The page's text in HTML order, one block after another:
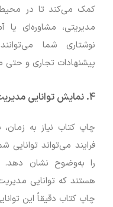
کمک می‌کند تا در
مدیریتی، مشاوره‌ای
نوشتاری شما
پیشنهادات تجاری و حتی
4. نمایش توانایی
چاپ کتاب نیاز به زمان،
فرایند می‌تواند
را به‌وضوح نشان دهد.
هستند که توانایی
چاپ کتاب دقیقاً این